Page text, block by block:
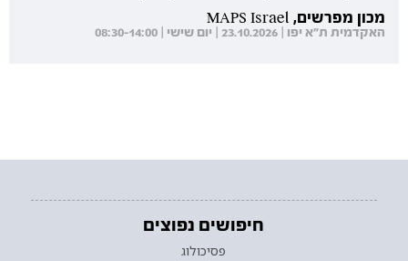
מכון מפרשים, MAPS Israel
האקדמית ת"א יפו | 23.10.2026 | יום שישי | 08:30-14:00
חיפושים נפוצים
פסיכולוג